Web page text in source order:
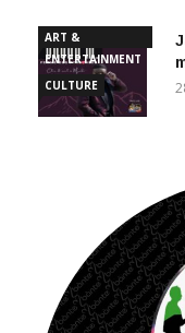
ART &
ENTERTAINMENT
CULTURE